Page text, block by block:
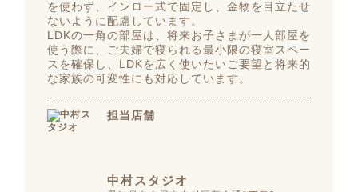
を使わず、インロー式で固定し、金物を目立たせ
ないように配慮しています。
LDKの一角の部屋は、将来お子さまが一人部屋を
使う際に、ご夫婦で寝られる最小限の寝室スペー
スを確保し、LDKを広く使いたいご要望と将来的
な家族の可変性にも対応しています。
担当店舗
中村スタジオ